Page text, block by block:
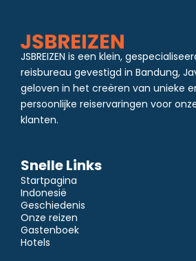
JSBREIZEN is een klein,
reisbureau gevestigd in Bandung,
geloven in het creëren van unieke
persoonlijke reiservaringen voor
klanten.
Snelle Links
Startpagina
Indonesië
Geschiedenis
Onze reizen
Gastenboek
Hotels